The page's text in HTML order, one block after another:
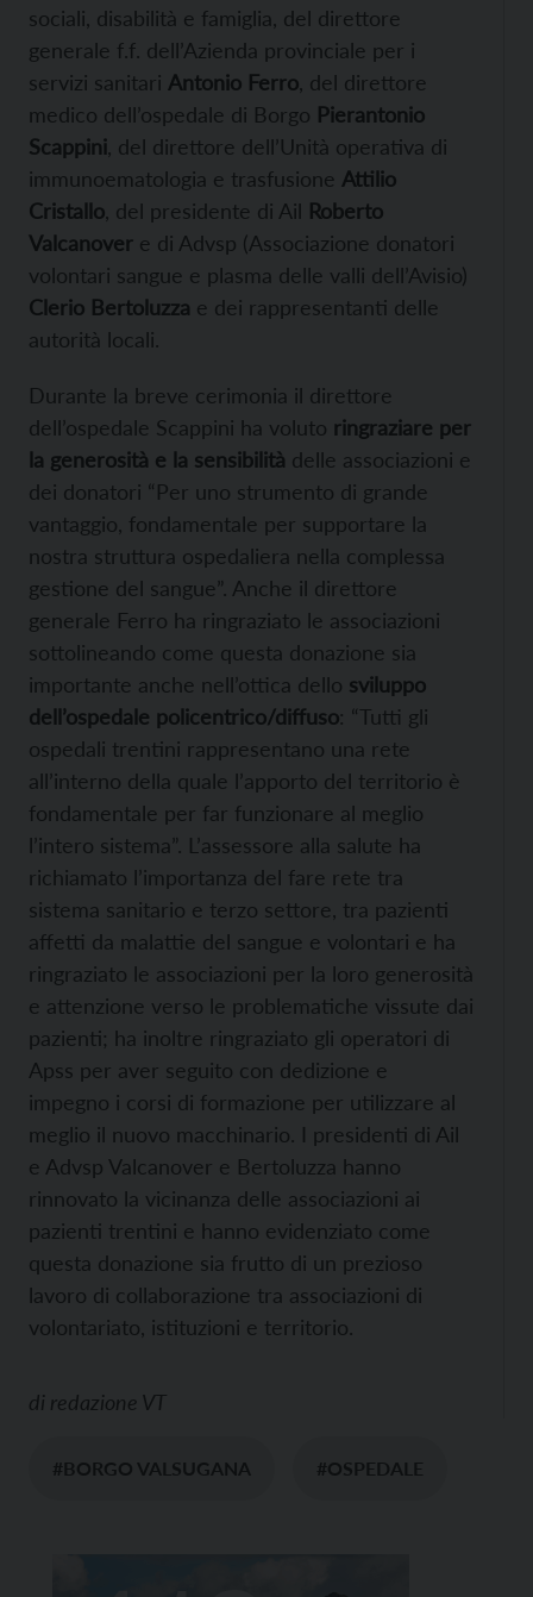
sociali, disabilità e famiglia, del direttore
generale f.f. dell’Azienda provinciale per i
servizi sanitari Antonio Ferro , del direttore
medico dell’ospedale di Borgo Pierantonio
Scappini , del direttore dell’Unità operativa di
immunoematologia e trasfusione Attilio
Cristallo , del presidente di Ail Roberto
Valcanover e di Advsp (Associazione donatori
volontari sangue e plasma delle valli dell’Avisio)
Clerio Bertoluzza e dei rappresentanti delle
autorità locali.
Durante la breve cerimonia il direttore
dell’ospedale Scappini ha voluto ringraziare per
la generosità e la sensibilità delle associazioni e
dei donatori “Per uno strumento di grande
vantaggio, fondamentale per supportare la
nostra struttura ospedaliera nella complessa
gestione del sangue”. Anche il direttore
generale Ferro ha ringraziato le associazioni
sottolineando come questa donazione sia
importante anche nell’ottica dello sviluppo
dell’ospedale policentrico/diffuso: “Tutti gli
ospedali trentini rappresentano una rete
all’interno della quale l’apporto del territorio è
fondamentale per far funzionare al meglio
l’intero sistema”. L’assessore alla salute ha
richiamato l’importanza del fare rete tra
sistema sanitario e terzo settore, tra pazienti
affetti da malattie del sangue e volontari e ha
ringraziato le associazioni per la loro generosità
e attenzione verso le problematiche vissute dai
pazienti; ha inoltre ringraziato gli operatori di
Apss per aver seguito con dedizione e
impegno i corsi di formazione per utilizzare al
meglio il nuovo macchinario. I presidenti di Ail
e Advsp Valcanover e Bertoluzza hanno
rinnovato la vicinanza delle associazioni ai
pazienti trentini e hanno evidenziato come
questa donazione sia frutto di un prezioso
lavoro di collaborazione tra associazioni di
volontariato, istituzioni e territorio.
di redazione VT
#BORGO VALSUGANA #OSPEDALE